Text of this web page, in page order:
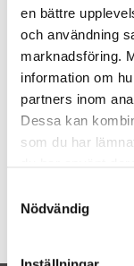
en bättre
och användning
marknadsföring.
information om
partners inom
Dessa kan
som du har
du har använt
Nödvändig